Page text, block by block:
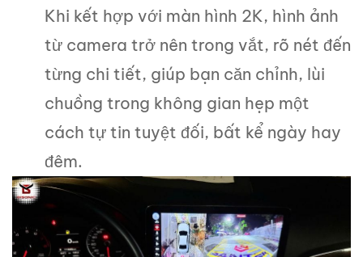
Khi kết hợp với màn hình 2K, hình ảnh
từ camera trở nên trong vắt, rõ nét đến
từng chi tiết, giúp bạn căn chỉnh, lùi
chuồng trong không gian hẹp một
cách tự tin tuyệt đối, bất kể ngày hay
đêm.